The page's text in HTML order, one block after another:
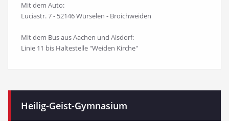
Mit dem Auto:
Luciastr. 7 - 52146 Würselen - Broichweiden
Mit dem Bus aus Aachen und Alsdorf:
Linie 11 bis Haltestelle "Weiden Kirche"
Heilig-Geist-Gymnasium